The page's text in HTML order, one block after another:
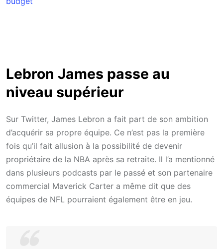
Lebron James passe au
niveau supérieur
Sur Twitter, James Lebron a fait part de son ambition
d’acquérir sa propre équipe. Ce n’est pas la première
fois qu’il fait allusion à la possibilité de devenir
propriétaire de la NBA après sa retraite. Il l’a mentionné
dans plusieurs podcasts par le passé et son partenaire
commercial Maverick Carter a même dit que des
équipes de NFL pourraient également être en jeu.